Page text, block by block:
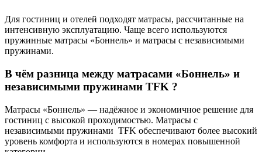
Для гостиниц и отелей подходят матрасы, рассчитанные на
интенсивную эксплуатацию. Чаще всего используются
пружинные матрасы «Боннель» и матрасы с независимыми
пружинами.
В чём разница между матрасами «Боннель» и
независимыми пружинами TFK ?
Матрасы «Боннель» — надёжное и экономичное решение для
гостиниц с высокой проходимостью. Матрасы с
независимыми пружинами TFK обеспечивают более высокий
уровень комфорта и используются в номерах повышенной